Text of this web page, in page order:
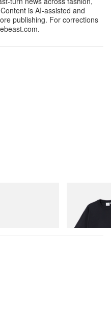
is AI-assisted and
publishing. For corrections
One Point
Acquista ora